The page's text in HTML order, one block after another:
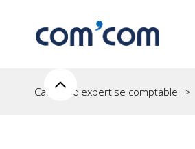
Cabinet d'expertise comptable